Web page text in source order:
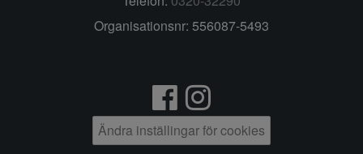
Organisationsnr: 556087-5493
Ändra inställingar för cookies